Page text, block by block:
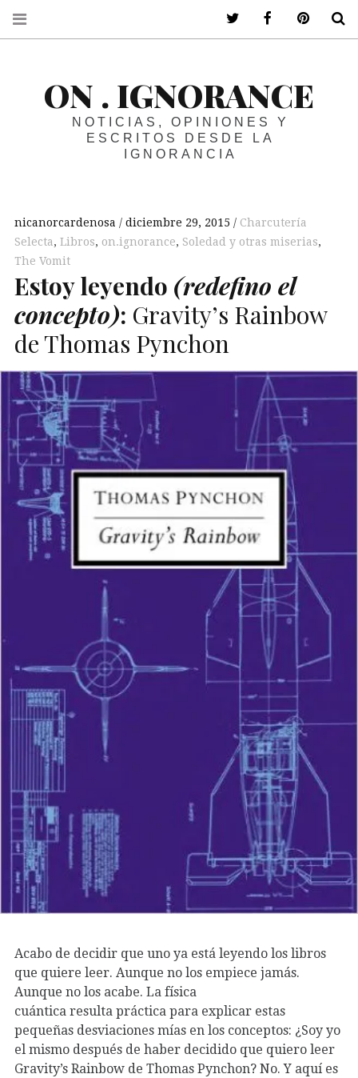
ON . IGNORANCE
NOTICIAS, OPINIONES Y
ESCRITOS DESDE LA
IGNORANCIA
nicanorcardenosa diciembre 29, 2015
Charcutería
Selecta, Libros, on.ignorance, Soledad y otras miserias,
The Vomit
Estoy leyendo (redefino el
concepto): Gravity’s Rainbow
de Thomas Pynchon
Acabo de decidir que uno ya está leyendo los libros
que quiere leer. Aunque no los empiece jamás.
Aunque no los acabe. La física
cuántica resulta práctica para explicar estas
pequeñas desviaciones mías en los conceptos: ¿Soy yo
el mismo después de haber decidido que quiero leer
Gravity’s Rainbow de Thomas Pynchon? No. Y aquí es
ir a mi twitterir a mi facebook
ir a mi